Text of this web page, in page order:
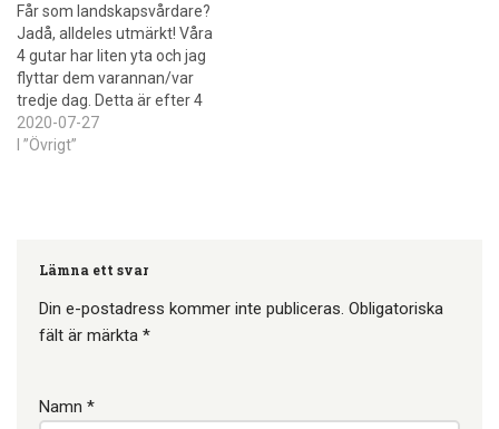
Får som landskapsvårdare?
Jadå, alldeles utmärkt! Våra
4 gutar har liten yta och jag
flyttar dem varannan/var
tredje dag. Detta är efter 4
dagar med en betesflytt.
Den andra bilden är hur det
2020-07-27
I ”Övrigt”
Lämna ett svar
Din e-postadress kommer inte publiceras. Obligatoriska
fält är märkta *
Namn *